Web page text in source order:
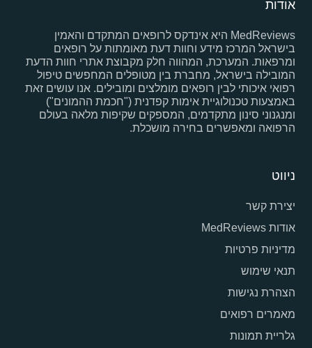
אודות
MedReviews היא אינדקס לרופאים המתקדם והאמין
בישראל המרכז מידע וחוות דעת מאומתות על רופאים
ומרפאות. המערכת, המהווה חלק מקבוצת אתרי חוות הדעת
המובילה בישראל, מחברת בין מטופלים המחפשים טיפול
רפואי איכותי לבין רופאים מומלצים ומובילים. אנו עושים זאת
באמצעות טכנולוגיית אימות קפדנית ("חכמת ההמונים")
ומנגנוני סינון מתקדמים, המספקים שקיפות מלאה בעולם
הרפואה ומאפשרים בחירה מושכלת.
ניווט
יצירת קשר
אודות MedReviews
מדיניות פרטיות
תנאי שימוש
הצהרת נגישות
מאמרים רפואים
גלריית תמונות